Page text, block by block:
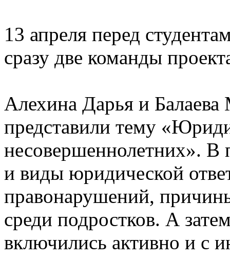
13 апреля перед
сразу две команды
Алехина Дарья и
представили тему
несовершеннолетних». В
и виды юридической
правонарушений,
среди подростков. А
включились активно и с